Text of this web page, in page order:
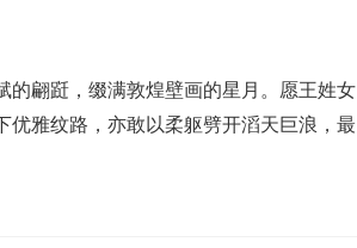
翩跹，缀满敦煌壁画的星月。愿王姓女
雅纹路，亦敢以柔躯劈开滔天巨浪，最